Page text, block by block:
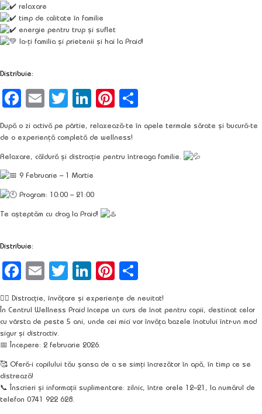
relaxare
timp de calitate în familie
energie pentru trup și suflet
Ia-ți familia și prietenii și hai la Praid!
Distribuie:
Facebook
EmailTwitter
LinkedInPinterest
După o zi activă pe pârtie, relaxează-te în apele termale sărate și bucură-te
de o experiență completă de wellness!
Relaxare, căldură și distracție pentru întreaga familie.
9 Februarie – 1 Martie
Program: 10:00 – 21:00
Te așteptăm cu drag la Praid!
Distribuie:
Facebook
EmailTwitter
LinkedInPinterest
🏊‍♀️ Distracție, învățare și experiențe de neuitat!
În Centrul Wellness Praid începe un curs de înot pentru copii, destinat celor
cu vârsta de peste 5 ani, unde cei mici vor învăța bazele înotului într-un mod
sigur și distractiv.
📅 Începere: 2 februarie 2026.
🥰 Oferă-i copilului tău șansa de a se simți încrezător în apă, în timp ce se
distrează!
📞 Înscrieri și informații suplimentare: zilnic, între orele 12–21, la numărul de
telefon 0741 922 628.